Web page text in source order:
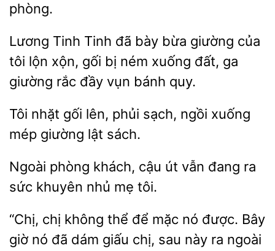
phòng.
Lương Tinh Tinh đã bày bừa
của
lộn xộn, gối bị ném xuống đất,
giường rắc đầy vụn bánh quy.
Tôi
gối lên, phủi sạch, ngồi xuống
giường lật
Ngoài khách,
út vẫn đang ra
sức khuyên nhủ
tôi.
“Chị, chị không thể để mặc nó được. Bây
giờ nó
dám giấu chị, sau này ra ngoài